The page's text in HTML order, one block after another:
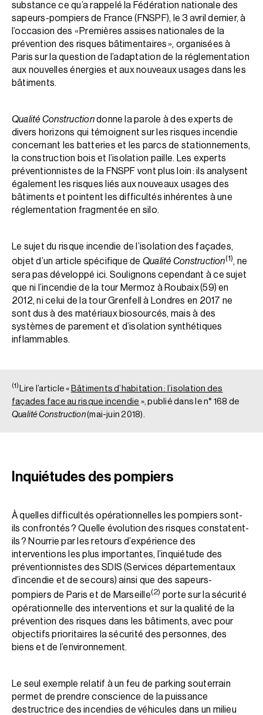
substance ce qu’a rappelé la Fédération nationale des
sapeurs-pompiers de France (FNSPF), le 3 avril dernier, à
l’occasion des « Premières assises nationales de la
prévention des risques bâtimentaires », organisées à
Paris sur la question de l’adaptation de la réglementation
aux nouvelles énergies et aux nouveaux usages dans les
bâtiments.
Qualité Constructiondonne la parole à des experts de
divers horizons qui témoignent sur les risques incendie
concernant les batteries et les parcs de stationnements,
la construction bois et l’isolation paille. Les experts
préventionnistes de la FNSPF vont plus loin : ils analysent
également les risques liés aux nouveaux usages des
bâtiments et pointent les difficultés inhérentes à une
réglementation fragmentée en silo.
Le sujet du risque incendie de l’isolation des façades,
objet d’un article spécifique de Qualité Construction(1), ne
sera pas développé ici. Soulignons cependant à ce sujet
que ni l’incendie de la tour Mermoz à Roubaix (59) en
2012, ni celui de la tour Grenfell à Londres en 2017 ne
sont dus à des matériaux biosourcés, mais à des
systèmes de parement et d’isolation synthétiques
inflammables.
(1) Lire l’article « Bâtiments d’habitation : l’isolation des
façades face au risque incendie », publié dans le n° 168 de
Qualité Construction(mai-juin 2018).
Inquiétudes des pompiers
À quelles difficultés opérationnelles les pompiers sont-
ils confrontés ? Quelle évolution des risques constatent-
ils ? Nourrie par les retours d’expérience des
interventions les plus importantes, l’inquiétude des
préventionnistes des SDIS (Services départementaux
d’incendie et de secours) ainsi que des sapeurs-
pompiers de Paris et de Marseille(2) porte sur la sécurité
opérationnelle des interventions et sur la qualité de la
prévention des risques dans les bâtiments, avec pour
objectifs prioritaires la sécurité des personnes, des
biens et de l’environnement.
Le seul exemple relatif à un feu de parking souterrain
permet de prendre conscience de la puissance
destructrice des incendies de véhicules dans un milieu